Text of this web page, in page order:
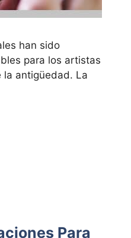
han sido
para los artistas
antigüedad. La
Para